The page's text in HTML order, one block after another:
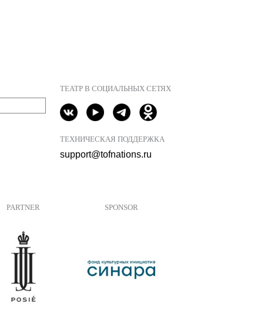
ТЕАТР В СОЦИАЛЬНЫХ СЕТЯХ
ТЕХНИЧЕСКАЯ ПОДДЕРЖКА
support@tofnations.ru
PARTNER SPONSOR